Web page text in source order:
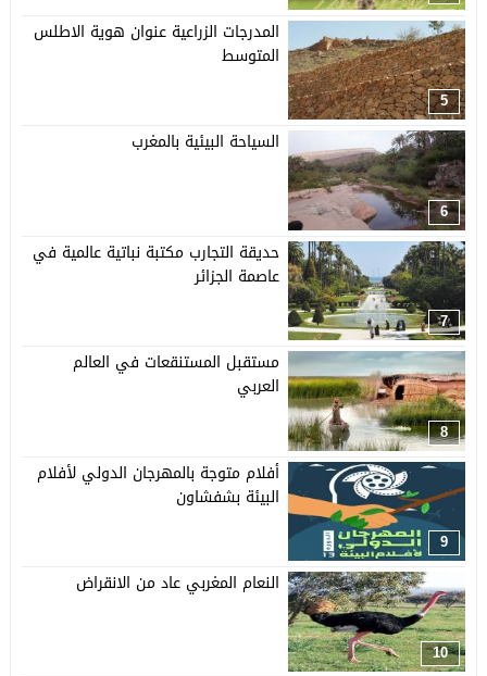
5
المدرجات الزراعية عنوان هوية الاطلس
المتوسط
6
السياحة البيئية بالمغرب
7
حديقة التجارب مكتبة نباتية عالمية في
عاصمة الجزائر
8
مستقبل المستنقعات في العالم
العربي
9
أفلام متوجة بالمهرجان الدولي لأفلام
البيئة بشفشاون
10
النعام المغربي عاد من الانقراض